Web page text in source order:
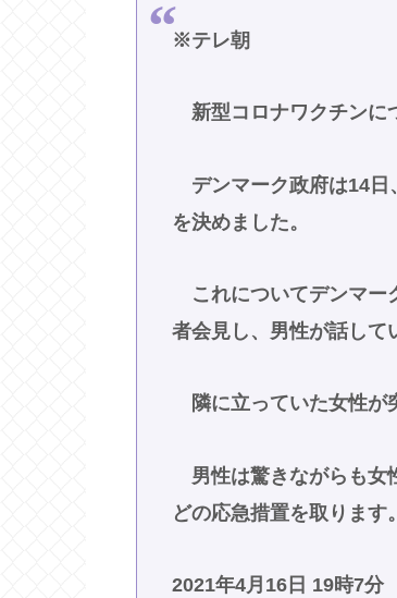
※テレ朝
新型コロナワクチンに
デンマーク政府は14日
を決めました。
これについてデンマー
者会見し、男性が話して
隣に立っていた女性が
男性は驚きながらも女
どの応急措置を取ります。
2021年4月16日 19時7分